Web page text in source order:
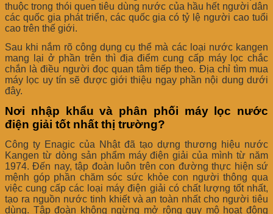
thuộc trong thói quen tiêu dùng nước của hầu hết người dân
các quốc gia phát triển, các quốc gia có tỷ lệ người cao tuổi
cao trên thế giới.
Sau khi nắm rõ công dụng cụ thể mà các loại nước kangen
mang lại ở phần trên thì địa điểm cung cấp máy lọc chắc
chắn là điều người đọc quan tâm tiếp theo. Địa chỉ tìm mua
máy lọc uy tín sẽ được giới thiệu ngay phần nội dung dưới
đây.
Nơi nhập khẩu và phân phối máy lọc nước
điện giải tốt nhất thị trường?
Công ty Enagic của Nhật đã tạo dựng thương hiệu nước
Kangen từ dòng sản phẩm máy điện giải của mình từ năm
1974. Đến nay, tập đoàn luôn trên con đường thực hiện sứ
mệnh góp phần chăm sóc sức khỏe con người thông qua
việc cung cấp các loại máy điện giải có chất lượng tốt nhất,
tạo ra nguồn nước tinh khiết và an toàn nhất cho người tiêu
dùng. Tập đoàn không ngừng mở rộng quy mô hoạt động